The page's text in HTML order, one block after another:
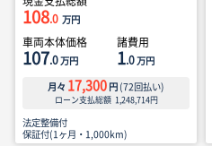
108.0 万円
車両本体価格
107.0万円
諸費用
1.0万円
月々 17,300 円 (72回払い)
ローン支払総額 1,248,714円
法定整備付
保証付(1ヶ月・1,000km)